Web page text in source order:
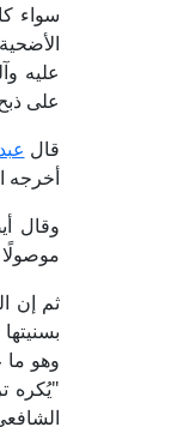
سواء
عليه
على
قال
أخرجه
وقال
ثم إن
وهو ما
"يُكره
الشافعي في